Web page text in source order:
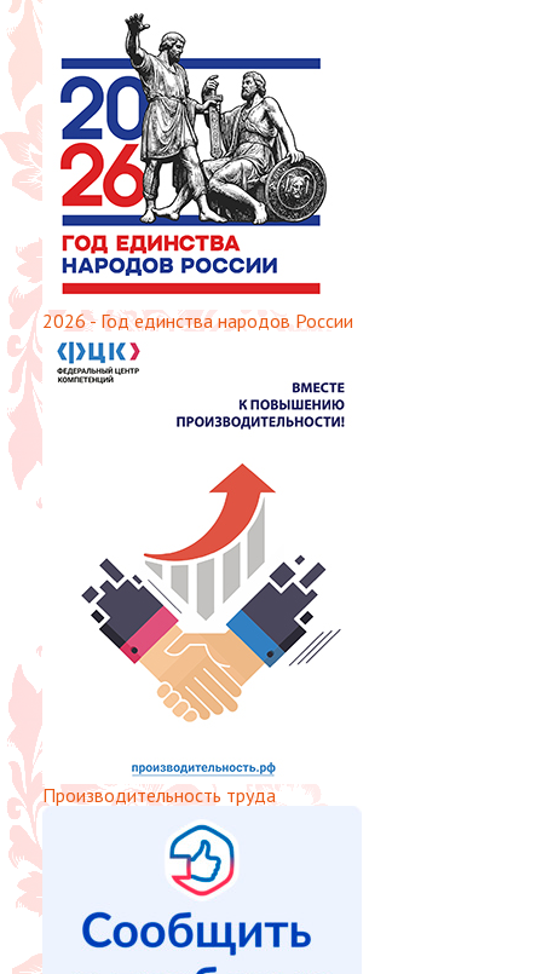
2026 - Год единства народов России
Производительность труда